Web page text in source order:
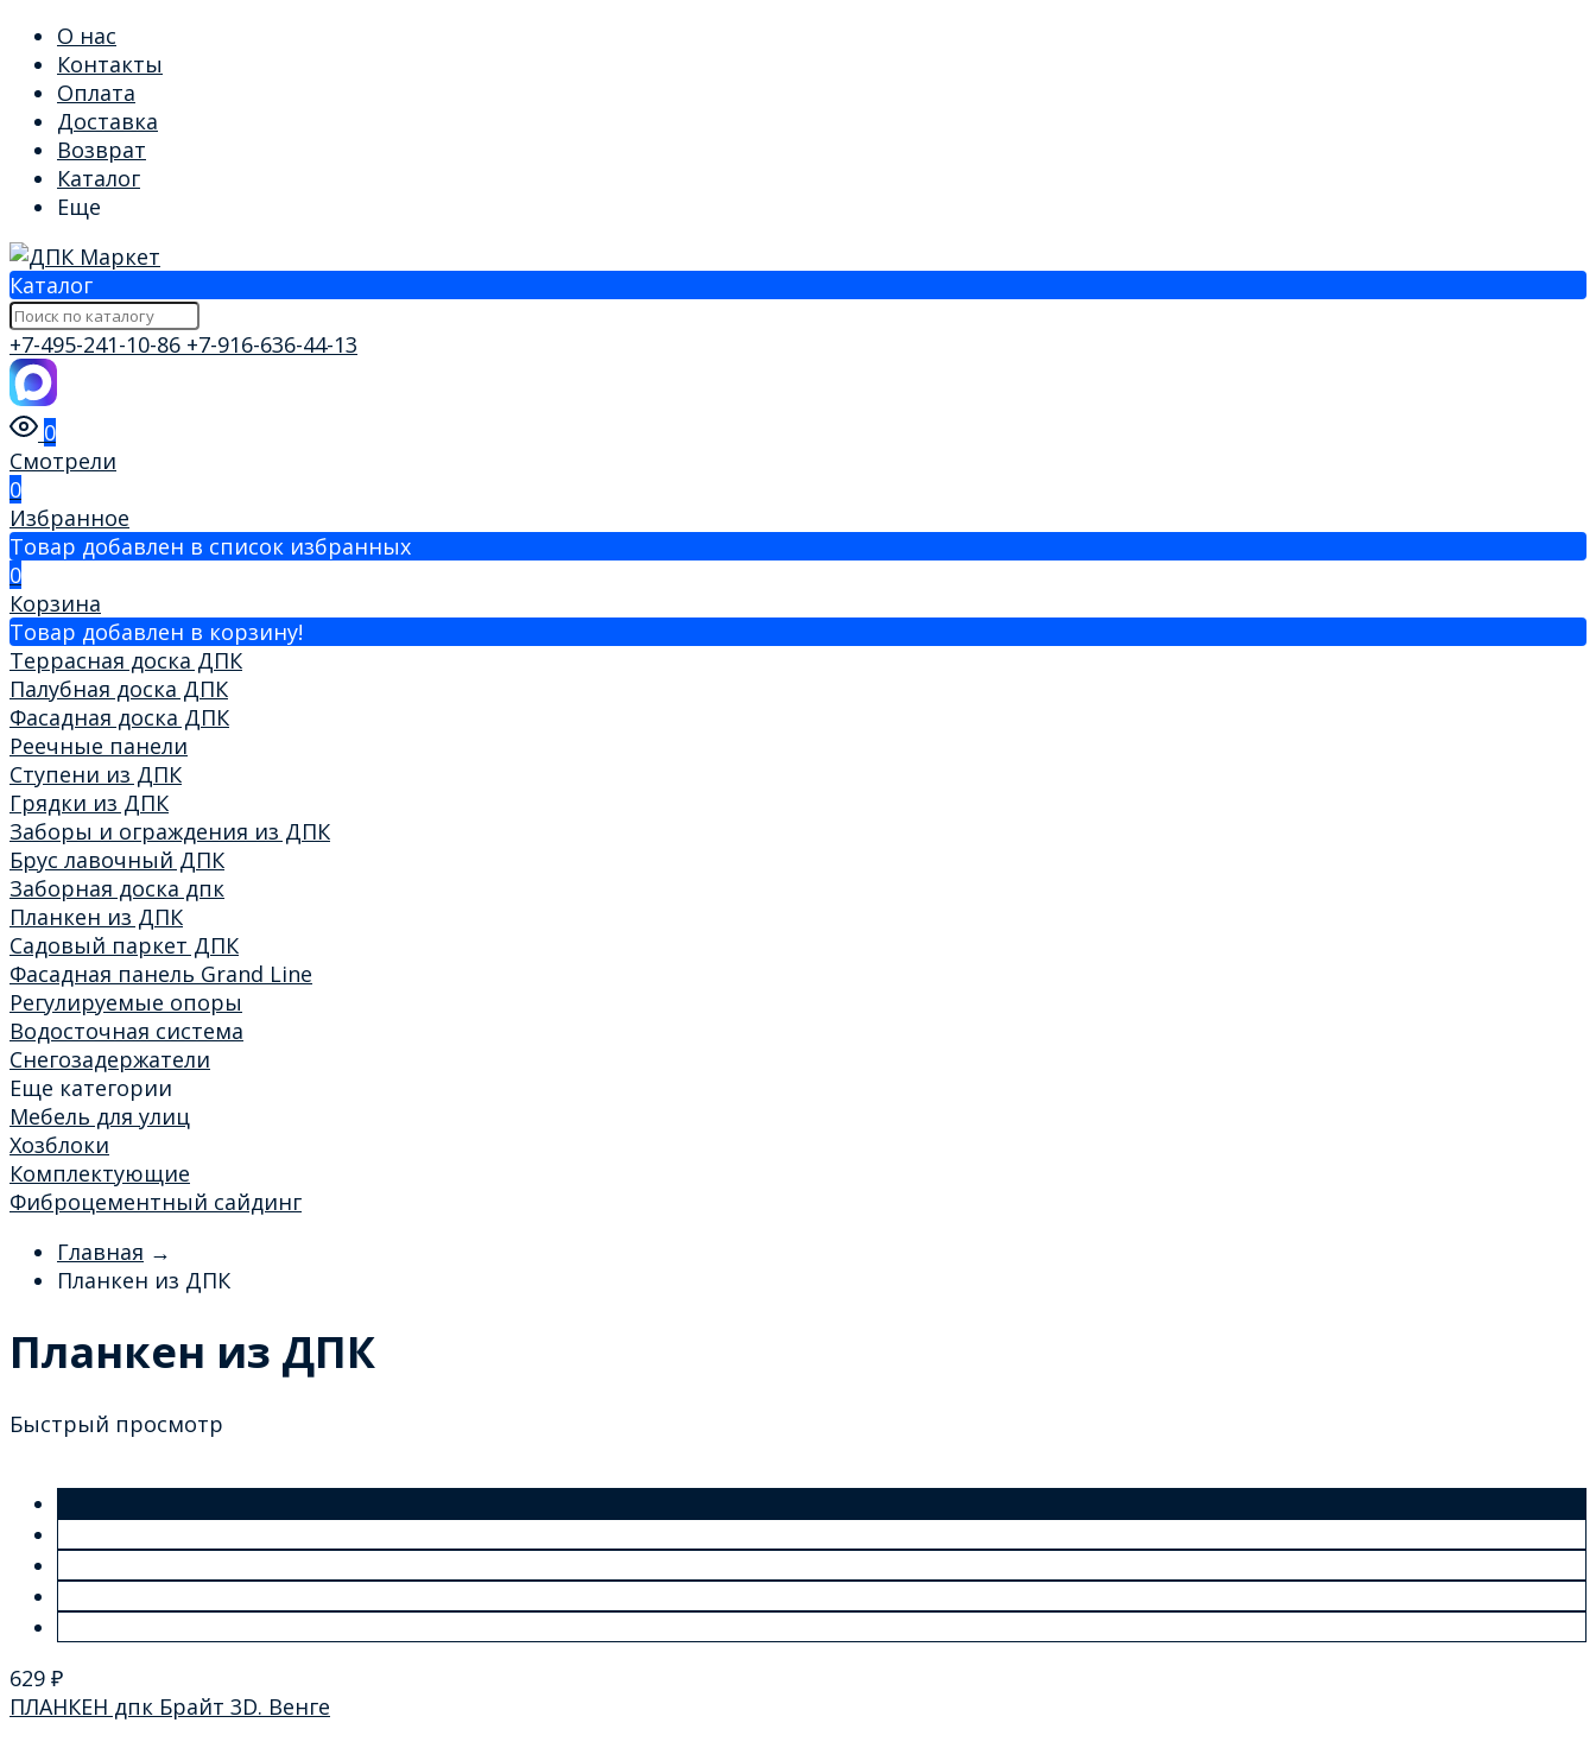
О нас
Контакты
Оплата
Доставка
Возврат
Каталог
Еще
Каталог
+7-495-241-10-86 +7-916-636-44-13
0
Смотрели
0
Избранное
Товар добавлен в список избранных
0
Корзина
Товар добавлен в корзину!
Террасная доска ДПК
Палубная доска ДПК
Фасадная доска ДПК
Реечные панели
Ступени из ДПК
Грядки из ДПК
Заборы и ограждения из ДПК
Брус лавочный ДПК
Заборная доска дпк
Планкен из ДПК
Садовый паркет ДПК
Фасадная панель Grand Line
Регулируемые опоры
Водосточная система
Снегозадержатели
Еще категории
Мебель для улиц
Хозблоки
Комплектующие
Фиброцементный сайдинг
Главная →
Планкен из ДПК
Планкен из ДПК
Быстрый просмотр
629 ₽
ПЛАНКЕН дпк Брайт 3D. Венге